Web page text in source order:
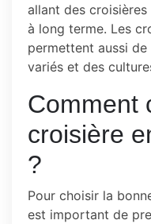
allant des croisières
à long terme. Les
permettent aussi
variés et des
Comment
croisière
?
Pour choisir la
est important de